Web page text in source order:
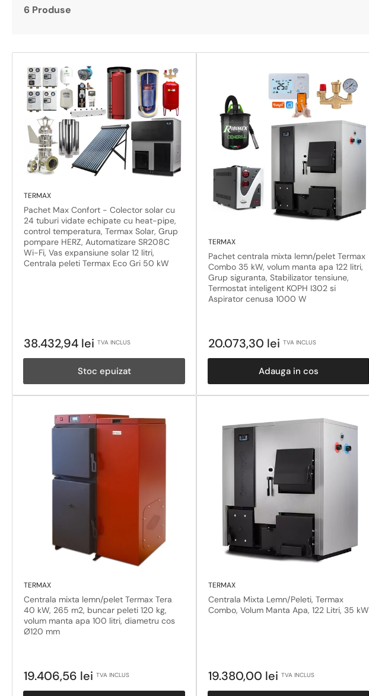
6 Produse
TERMAX
Pachet Max Confort - Colector solar cu
24 tuburi vidate echipate cu heat-pipe,
control temperatura, Termax Solar, Grup
pompare HERZ, Automatizare SR208C
Wi-Fi, Vas expansiune solar 12 litri,
Centrala peleti Termax Eco Gri 50 kW
Pret
38.432,94 lei TVA INCLUS
Stoc epuizat
TERMAX
Pachet centrala mixta lemn/pelet Termax
Combo 35 kW, volum manta apa 122 litri,
Grup siguranta, Stabilizator tensiune,
Termostat inteligent KOPH I302 si
Aspirator cenusa 1000 W
Pret
20.073,30 lei TVA INCLUS
Adauga in cos
TERMAX
Centrala mixta lemn/pelet Termax Tera
40 kW, 265 m2, buncar peleti 120 kg,
volum manta apa 100 litri, diametru cos
Ø120 mm
Pret
19.406,56 lei TVA INCLUS
TERMAX
Centrala Mixta Lemn/Peleti, Termax
Combo, Volum Manta Apa, 122 Litri, 35 kW
Pret
19.380,00 lei TVA INCLUS